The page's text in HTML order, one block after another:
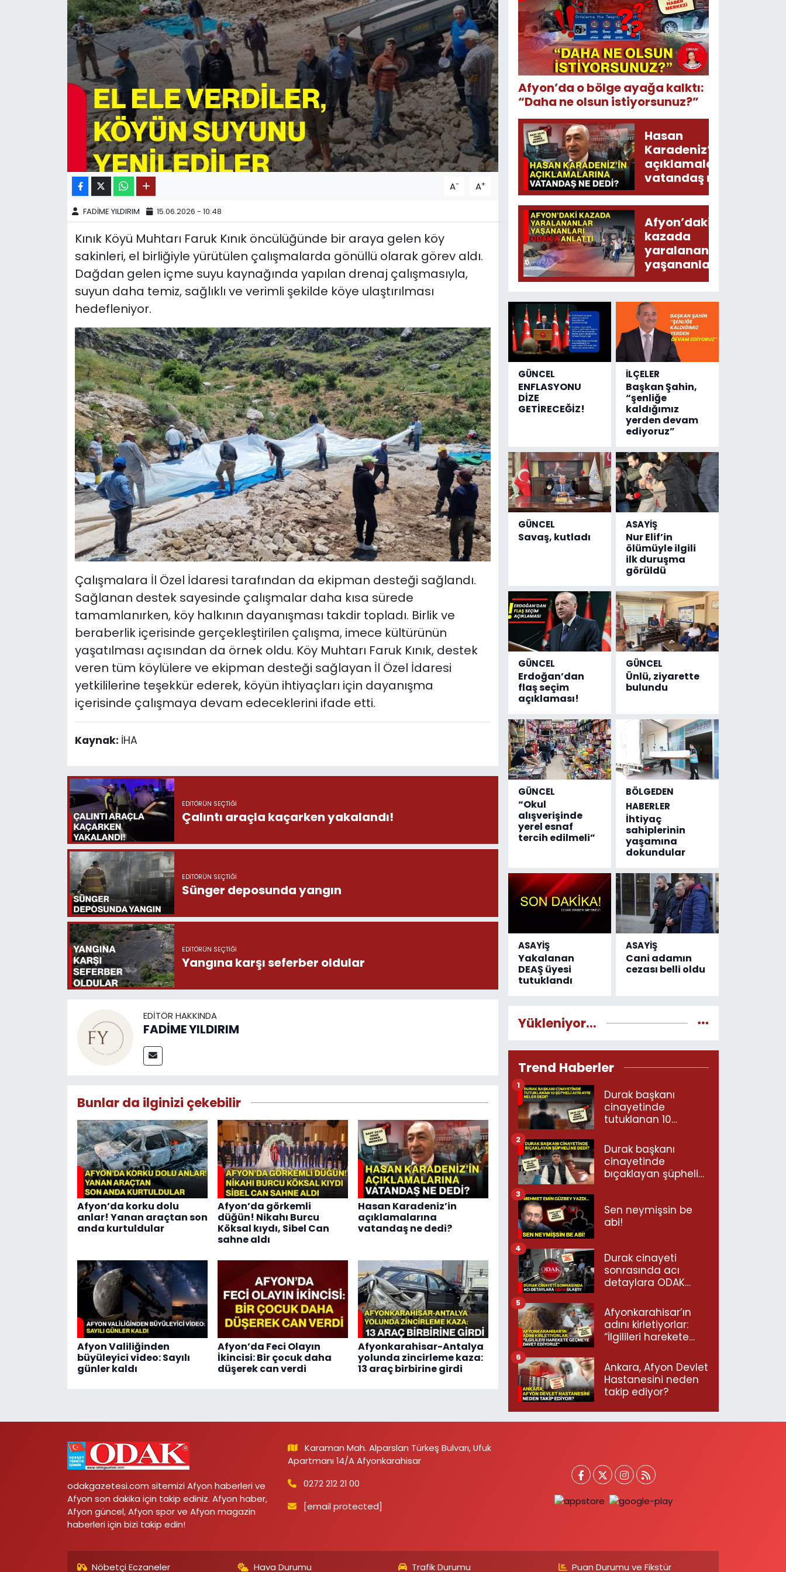
A- A+
FADİME YILDIRIM 15.06.2026 - 10:48
Kınık Köyü Muhtarı Faruk Kınık öncülüğünde bir araya gelen köy
sakinleri, el birliğiyle yürütülen çalışmalarda gönüllü olarak görev aldı.
Dağdan gelen içme suyu kaynağında yapılan drenaj çalışmasıyla,
suyun daha temiz, sağlıklı ve verimli şekilde köye ulaştırılması
hedefleniyor.
Çalışmalara İl Özel İdaresi tarafından da ekipman desteği sağlandı.
Sağlanan destek sayesinde çalışmalar daha kısa sürede
tamamlanırken, köy halkının dayanışması takdir topladı. Birlik ve
beraberlik içerisinde gerçekleştirilen çalışma, imece kültürünün
yaşatılması açısından da örnek oldu. Köy Muhtarı Faruk Kınık, destek
veren tüm köylülere ve ekipman desteği sağlayan İl Özel İdaresi
yetkililerine teşekkür ederek, köyün ihtiyaçları için dayanışma
içerisinde çalışmaya devam edeceklerini ifade etti.
Kaynak: İHA
EDITÖRÜN SEÇTIĞI
Çalıntı araçla kaçarken yakalandı!
EDITÖRÜN SEÇTIĞI
Sünger deposunda yangın
EDITÖRÜN SEÇTIĞI
Yangına karşı seferber oldular
EDITÖR HAKKINDA
FADİME YILDIRIM
Bunlar da ilginizi çekebilir
Afyon’da korku dolu
anlar! Yanan araçtan son
anda kurtuldular
Afyon’da görkemli
düğün! Nikahı Burcu
Köksal kıydı, Sibel Can
sahne aldı
Hasan Karadeniz’in
açıklamalarına
vatandaş ne dedi?
Afyon Valiliğinden
büyüleyici video: Sayılı
günler kaldı
Afyon’da Feci Olayın
İkincisi: Bir çocuk daha
düşerek can verdi
Afyonkarahisar-Antalya
yolunda zincirleme kaza:
13 araç birbirine girdi
Afyon’da o bölge ayağa kalktı:
“Daha ne olsun istiyorsunuz?”
Hasan
Karadeniz’in
açıklamalarına
vatandaş ne
dedi?
Afyon’daki
kazada
yaralananlar
yaşananları
ODAK’a
GÜNCEL
ENFLASYONU
DİZE
GETİRECEĞİZ!
İLÇELER
Başkan Şahin,
“şenliğe
kaldığımız
yerden devam
ediyoruz”
GÜNCEL
Savaş, kutladı
ASAYİŞ
Nur Elif’in
ölümüyle ilgili
ilk duruşma
görüldü
GÜNCEL
Erdoğan’dan
flaş seçim
açıklaması!
GÜNCEL
Ünlü, ziyarette
bulundu
GÜNCEL
“Okul
alışverişinde
yerel esnaf
tercih edilmeli”
BÖLGEDEN
HABERLER
İhtiyaç
sahiplerinin
yaşamına
dokundular
ASAYİŞ
Yakalanan
DEAŞ üyesi
tutuklandı
ASAYİŞ
Cani adamın
cezası belli oldu
Yükleniyor...
Trend Haberler
Durak başkanı
cinayetinde
tutuklanan 10
neler dedi?
1
Durak başkanı
cinayetinde
bıçaklayan şüpheli
2
Sen neymişsin be
abi!
3
Durak cinayeti
sonrasında acı
detaylara ODAK
4
Afyonkarahisar’ın
adını kirletiyorlar:
“İlgilileri harekete
ediyoruz”
5
Ankara, Afyon Devlet
Hastanesini neden
takip ediyor?
6
odakgazetesi.com sitemizi Afyon haberleri ve
Afyon son dakika için takip ediniz. Afyon haber,
Afyon güncel, Afyon spor ve Afyon magazin
haberleri için bizi takip edin!
Karaman Mah. Alparslan Türkeş Bulvarı, Ufuk
Apartmanı 14/A Afyonkarahisar
0272 212 21 00
[email protected]
Nöbetçi Eczaneler Hava Durumu Trafik Durumu Puan Durumu ve Fikstür
11:11 MANŞET